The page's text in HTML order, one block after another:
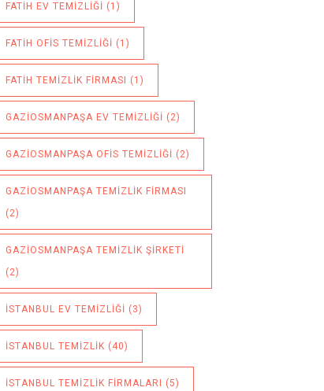
FATIH EV TEMIZLIĞI (1)
FATIH OFIS TEMIZLIĞI (1)
FATIH TEMIZLIK FIRMASI (1)
GAZIOSMANPAŞA EV TEMIZLIĞI (2)
GAZIOSMANPAŞA OFIS TEMIZLIĞI (2)
GAZIOSMANPAŞA TEMIZLIK FIRMASI
(2)
GAZIOSMANPAŞA TEMIZLIK ŞIRKETI
(2)
ISTANBUL EV TEMIZLIĞI (3)
ISTANBUL TEMIZLIK (40)
ISTANBUL TEMIZLIK FIRMALARI (5)